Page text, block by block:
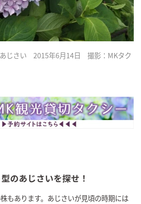
あじさい 2015年6月14日 撮影：MKタク
のあじさいを探せ！
もあります。あじさいが見頃の時期には